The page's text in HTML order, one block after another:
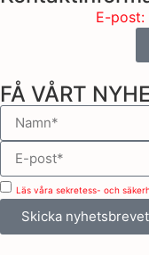
E-post:
FÅ VÅRT
Läs våra sekretess- och
Skicka